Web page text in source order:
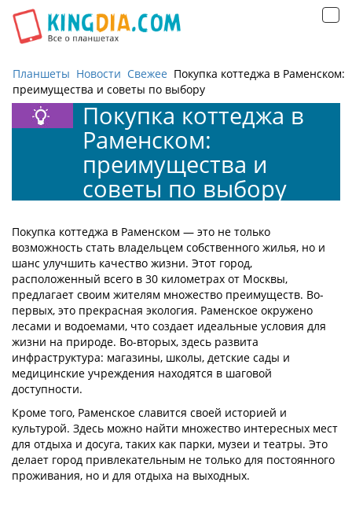
Планшеты Новости Свежее Покупка коттеджа в Раменском:
преимущества и советы по выбору
Покупка коттеджа в
Раменском:
преимущества и
советы по выбору
Покупка коттеджа в Раменском — это не только
возможность стать владельцем собственного жилья, но и
шанс улучшить качество жизни. Этот город,
расположенный всего в 30 километрах от Москвы,
предлагает своим жителям множество преимуществ. Во-
первых, это прекрасная экология. Раменское окружено
лесами и водоемами, что создает идеальные условия для
жизни на природе. Во-вторых, здесь развита
инфраструктура: магазины, школы, детские сады и
медицинские учреждения находятся в шаговой
доступности.
Кроме того, Раменское славится своей историей и
культурой. Здесь можно найти множество интересных мест
для отдыха и досуга, таких как парки, музеи и театры. Это
делает город привлекательным не только для постоянного
проживания, но и для отдыха на выходных.